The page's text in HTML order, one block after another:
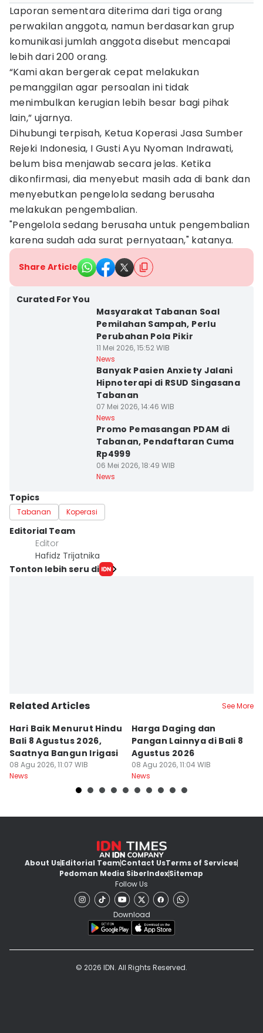
Laporan sementara diterima dari tiga orang
perwakilan anggota, namun berdasarkan grup
komunikasi jumlah anggota disebut mencapai
lebih dari 200 orang.
“Kami akan bergerak cepat melakukan
pemanggilan agar persoalan ini tidak
menimbulkan kerugian lebih besar bagi pihak
lain,” ujarnya.
Dihubungi terpisah, Ketua Koperasi Jasa Sumber
Rejeki Indonesia, I Gusti Ayu Nyoman Indrawati,
belum bisa menjawab secara jelas. Ketika
dikonfirmasi, dia menyebut masih ada di bank dan
menyebutkan pengelola sedang berusaha
melakukan pengembalian.
"Pengelola sedang berusaha untuk pengembalian
karena sudah ada surat pernyataan," katanya.
Share Article
Curated For You
Masyarakat Tabanan Soal
Pemilahan Sampah, Perlu
Perubahan Pola Pikir
11 Mei 2026, 15:52 WIB
News
Banyak Pasien Anxiety Jalani
Hipnoterapi di RSUD Singasana
Tabanan
07 Mei 2026, 14:46 WIB
News
Promo Pemasangan PDAM di
Tabanan, Pendaftaran Cuma
Rp4999
06 Mei 2026, 18:49 WIB
News
Topics
Tabanan Koperasi
Editorial Team
Editor
Hafidz Trijatnika
Tonton lebih seru di
Related Articles See More
Hari Baik Menurut Hindu
Bali 8 Agustus 2026,
Saatnya Bangun Irigasi
08 Agu 2026, 11:07 WIB
News
Harga Daging dan
Pangan Lainnya di Bali 8
Agustus 2026
08 Agu 2026, 11:04 WIB
News
About UsEditorial TeamContact UsTerms of Services
Pedoman Media SiberIndexSitemap
Follow Us
Download
© 2026 IDN. All Rights Reserved.